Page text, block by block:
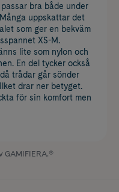
bra både under
uppskattar det
som ger en bekväm
XS-M.
lite som nylon och
En del tycker också
trådar går sönder
drar ner betyget.
för sin komfort men
GAMIFIERA.®